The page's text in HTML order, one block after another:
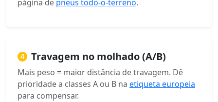
página de pneus todo-o-terreno.
Travagem no molhado (A/B)
Mais peso = maior distância de travagem. Dê
prioridade a classes A ou B na etiqueta europeia
para compensar.